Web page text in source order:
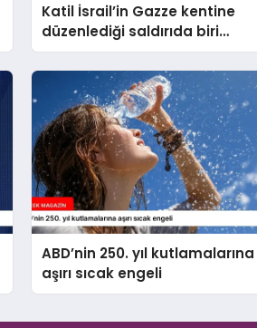
Katil İsrail’in Gazze kentine
düzenlediği saldırıda biri
çocuk 2 Filistinli hayatını
kaybetti
ABD’nin 250. yıl kutlamalarına
aşırı sıcak engeli